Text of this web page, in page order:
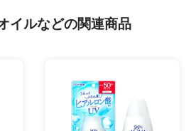
イルなどの関連商品